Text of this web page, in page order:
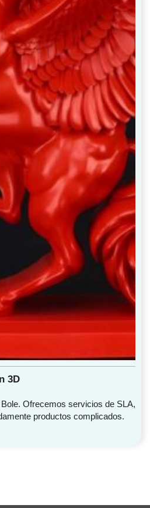
3D
Ofrecemos servicios de SLA,
productos complicados.